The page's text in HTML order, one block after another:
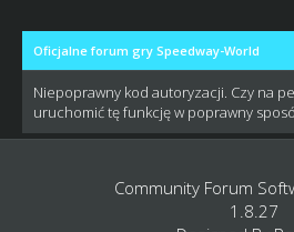
Oficjalne forum gry Speedway-World
Niepoprawny kod autoryzacji. Czy na
uruchomić tę funkcję w poprawny
Community Forum
1.8.27